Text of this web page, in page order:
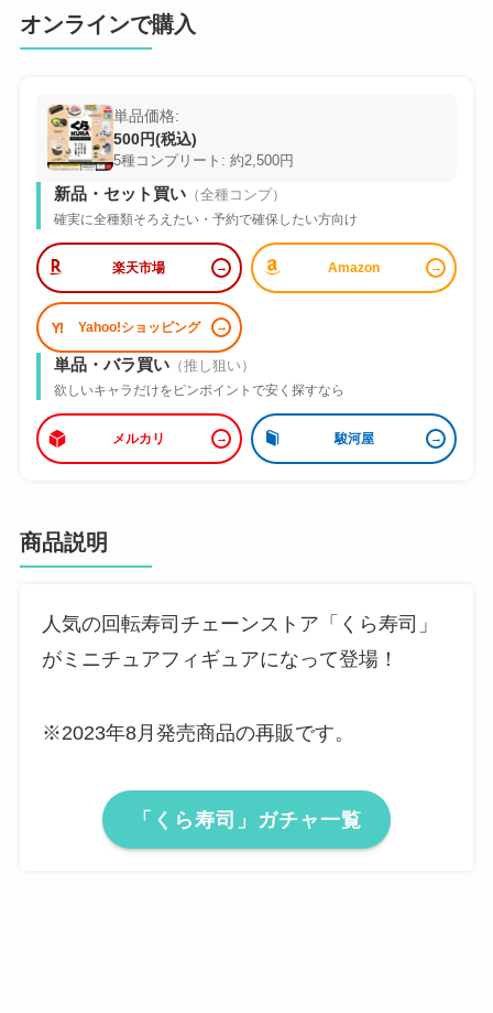
オンラインで購入
単品価格:
500円(税込)
5種コンプリート: 約2,500円
新品・セット買い（全種コンプ）
確実に全種類そろえたい・予約で確保したい方向け
楽天市場 Amazon
Yahoo!ショッピング
単品・バラ買い（推し狙い）
欲しいキャラだけをピンポイントで安く探すなら
メルカリ 駿河屋
商品説明
人気の回転寿司チェーンストア「くら寿司」
がミニチュアフィギュアになって登場！
※2023年8月発売商品の再販です。
「くら寿司」ガチャ一覧